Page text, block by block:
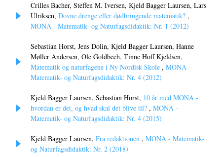
Crilles Bacher, Steffen M. Iversen, Kjeld Bagger Laursen, Lars
Ulriksen, Dovne drenge eller dødbringende matematik? ,
MONA - Matematik- og Naturfagsdidaktik: Nr. 1 (2012)
Sebastian Horst, Jens Dolin, Kjeld Bagger Laursen, Hanne
Møller Andersen, Ole Goldbech, Tinne Hoff Kjeldsen,
Matematik og naturfagene i Ny Nordisk Skole , MONA -
Matematik- og Naturfagsdidaktik: Nr. 4 (2012)
Kjeld Bagger Laursen, Sebastian Horst, 10 år med MONA -
hvordan er det, og hvad skal det blive til? , MONA -
Matematik- og Naturfagsdidaktik: Nr. 4 (2015)
Kjeld Bagger Laursen, Fra redaktionen , MONA - Matematik-
og Naturfagsdidaktik: Nr. 2 (2018)